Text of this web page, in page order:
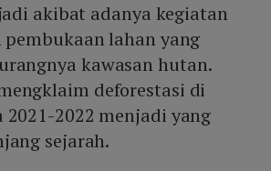
akibat adanya kegiatan
lahan yang
kawasan hutan.
deforestasi di
2021-2022 menjadi yang
sejarah.